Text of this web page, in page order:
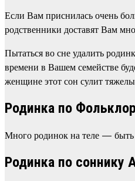
Если Вам приснилась очень
родственники доставят Вам
Пытаться во сне удалить
времени в Вашем семействе
женщине этот сон сулит
Родинка по
Много родинок на теле —
Родинка по соннику